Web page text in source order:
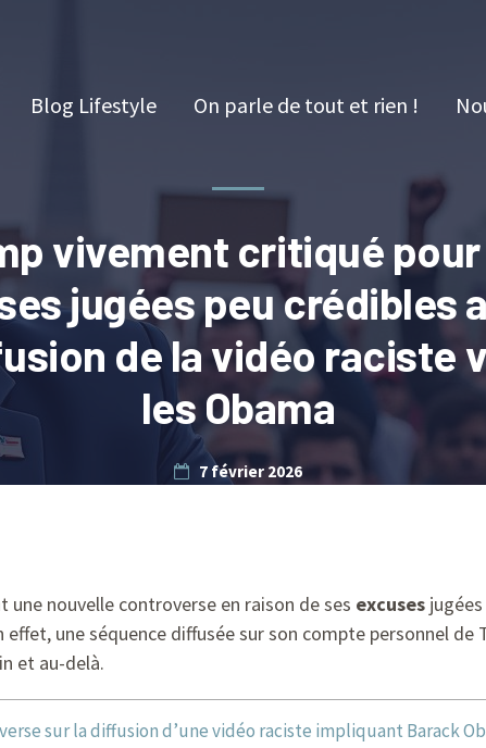
Blog Lifestyle On parle de tout et rien !
vivement critiqué
jugées peu crédibles
de la vidéo raciste
les Obama
7 février 2026
une nouvelle controverse en raison de ses excuses jugées
effet, une séquence diffusée sur son compte personnel
et au-delà.
sur la diffusion d’une vidéo raciste impliquant Barack